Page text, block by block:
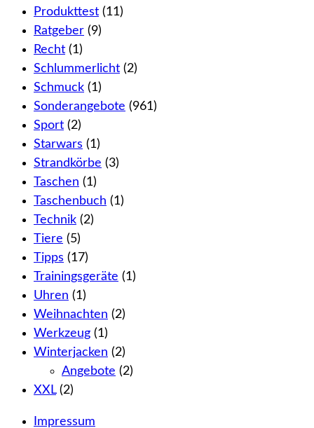
Produkttest (11)
Ratgeber (9)
Recht (1)
Schlummerlicht (2)
Schmuck (1)
Sonderangebote (961)
Sport (2)
Starwars (1)
Strandkörbe (3)
Taschen (1)
Taschenbuch (1)
Technik (2)
Tiere (5)
Tipps (17)
Trainingsgeräte (1)
Uhren (1)
Weihnachten (2)
Werkzeug (1)
Winterjacken (2)
Angebote (2)
XXL(2)
Impressum